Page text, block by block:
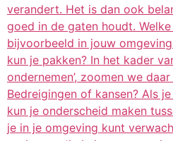
verandert. Het is dan ook
goed in de gaten houdt.
bijvoorbeeld in jouw
kun je pakken? In het kader
ondernemen’, zoomen we
Bedreigingen of kansen? Als
kun je onderscheid maken
je in je omgeving kunt